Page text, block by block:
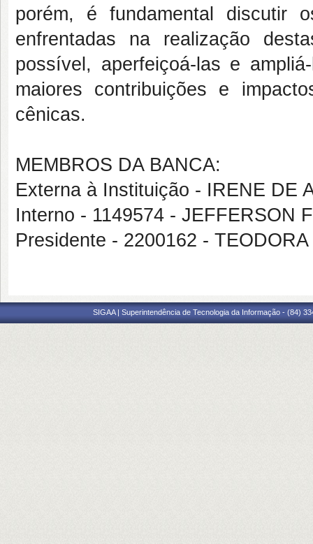
porém, é fundamental discutir
enfrentadas na realização
possível, aperfeiçoá-las e
maiores contribuições e
cênicas.
MEMBROS DA BANCA:
Externa à Instituição - IRENE DE
Interno - 1149574 - JEFFERSON
Presidente - 2200162 -
SIGAA | Superintendência de Tecnologia da Informação - (84)